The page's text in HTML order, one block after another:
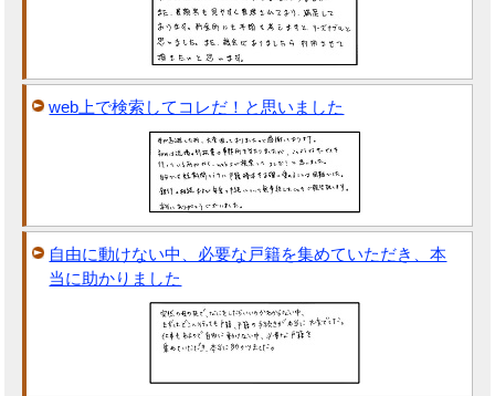
web上で検索してコレだ！と思いました
自由に動けない中、必要な戸籍を集めていただき、本
当に助かりました